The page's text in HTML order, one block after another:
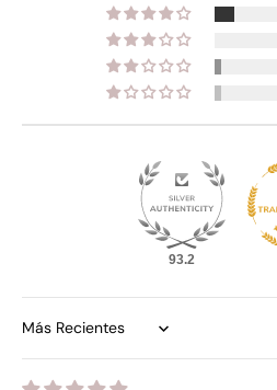
93.2
Sort by